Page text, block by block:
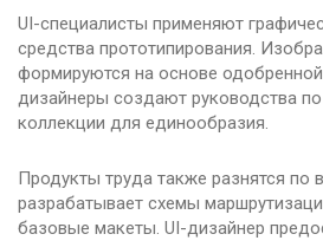
UI-специалисты применяют
средства прототипирования.
формируются на основе одобренной
дизайнеры создают руководства
коллекции для единообразия.
Продукты труда также разнятся по
разрабатывает схемы
базовые макеты. UI-дизайнер